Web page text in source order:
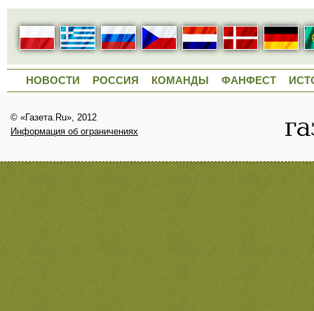
НОВОСТИ РОССИЯ КОМАНДЫ ФАНФЕСТ
© «Газета.Ru», 2012
Информация об ограничениях